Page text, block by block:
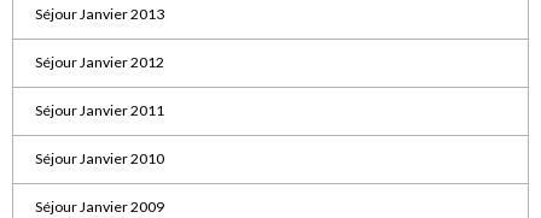
Séjour Janvier 2013
Séjour Janvier 2012
Séjour Janvier 2011
Séjour Janvier 2010
Séjour Janvier 2009